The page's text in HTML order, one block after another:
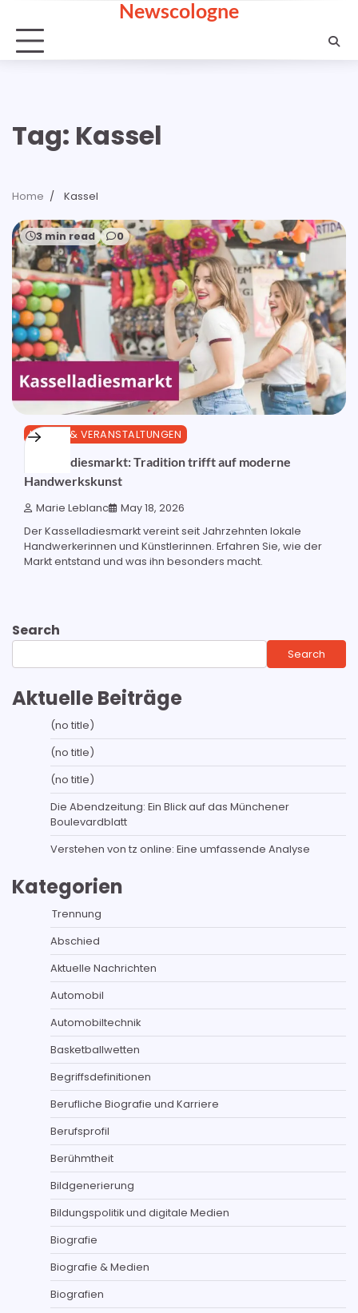
content
Newscologne
Tag: Kassel
Home Kassel
3 min read 0
KULTUR & VERANSTALTUNGEN
Kasselladiesmarkt: Tradition trifft auf moderne
Handwerkskunst
Marie Leblanc May 18, 2026
Der Kasselladiesmarkt vereint seit Jahrzehnten lokale
Handwerkerinnen und Künstlerinnen. Erfahren Sie, wie der
Markt entstand und was ihn besonders macht.
Search
Search
Aktuelle Beiträge
(no title)
(no title)
(no title)
Die Abendzeitung: Ein Blick auf das Münchener
Boulevardblatt
Verstehen von tz online: Eine umfassende Analyse
Kategorien
Trennung
Abschied
Aktuelle Nachrichten
Automobil
Automobiltechnik
Basketballwetten
Begriffsdefinitionen
Berufliche Biografie und Karriere
Berufsprofil
Berühmtheit
Bildgenerierung
Bildungspolitik und digitale Medien
Biografie
Biografie & Medien
Biografien